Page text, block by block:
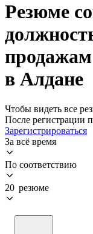
Резюме
в Алдане
Чтобы видеть все
После регистрации
Зарегистрироваться
За всё время
По соответствию
20 резюме